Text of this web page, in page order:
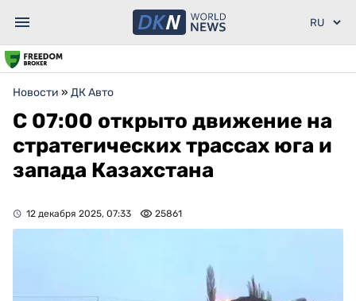
Новости » ДК Авто
С 07:00 открыто движение на
стратегических трассах юга и
запада Казахстана
12 декабря 2025, 07:33 25861